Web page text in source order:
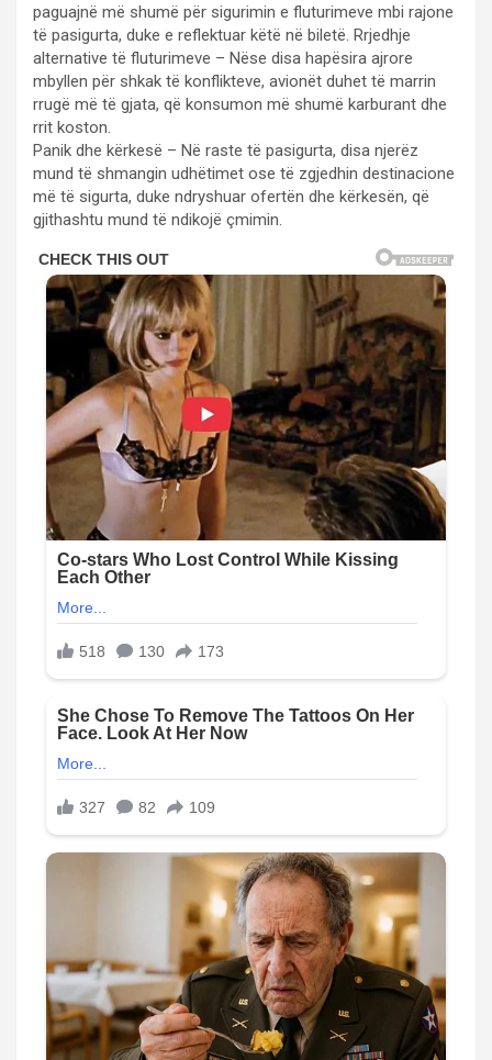
paguajnë më shumë për sigurimin e fluturimeve mbi rajone
të pasigurta, duke e reflektuar këtë në biletë. Rrjedhje
alternative të fluturimeve – Nëse disa hapësira ajrore
mbyllen për shkak të konflikteve, avionët duhet të marrin
rrugë më të gjata, që konsumon më shumë karburant dhe
rrit koston.
Panik dhe kërkesë – Në raste të pasigurta, disa njerëz
mund të shmangin udhëtimet ose të zgjedhin destinacione
më të sigurta, duke ndryshuar ofertën dhe kërkesën, që
gjithashtu mund të ndikojë çmimin.